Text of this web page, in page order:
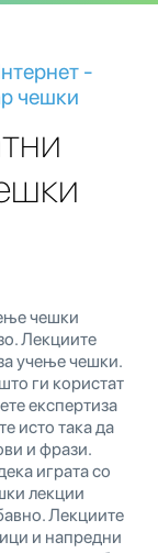
-
чешки
чешки
Лекциите
учење чешки.
ги користат
експертиза
исто така да
и фрази.
играта со
лекции
Лекциите
и напредни